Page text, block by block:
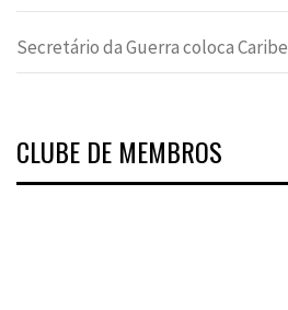
Secretário da Guerra coloca Caribe
CLUBE DE MEMBROS